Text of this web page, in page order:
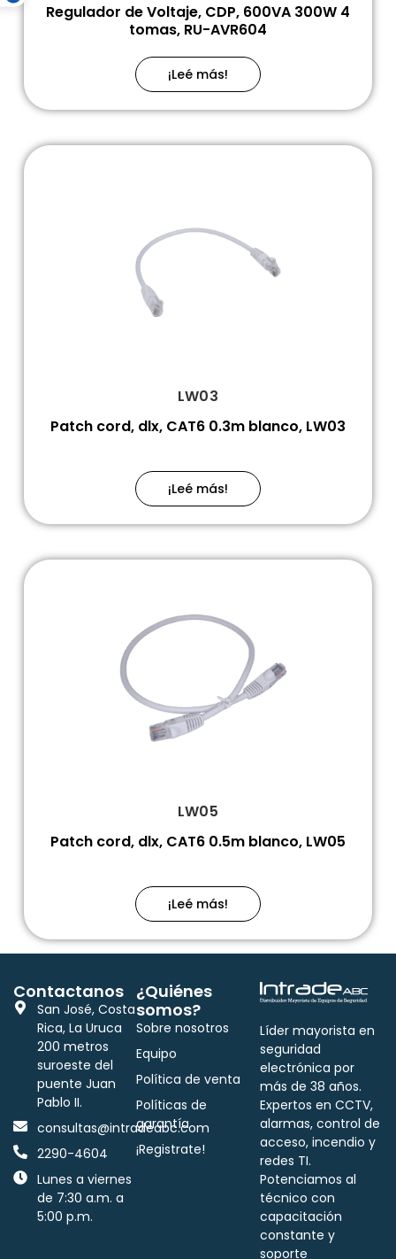
Regulador de Voltaje, CDP, 600VA 300W 4
tomas, RU-AVR604
¡Leé más!
LW03
Patch cord, dlx, CAT6 0.3m blanco, LW03
¡Leé más!
LW05
Patch cord, dlx, CAT6 0.5m blanco, LW05
¡Leé más!
Líder mayorista en
seguridad
electrónica por
más de 38 años.
Expertos en CCTV,
alarmas, control de
acceso, incendio y
redes TI.
Potenciamos al
técnico con
capacitación
constante y
soporte
¿Quiénes
somos?
Sobre nosotros
Equipo
Política de venta
Políticas de
garantía
¡Registrate!
Contactanos
San José, Costa
Rica, La Uruca
200 metros
suroeste del
puente Juan
Pablo II.
consultas@intradeabc.com
2290-4604
Lunes a viernes
de 7:30 a.m. a
5:00 p.m.